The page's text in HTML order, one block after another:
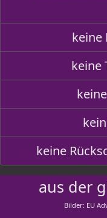
keine
keine
keine
aus der
Bilder: EU